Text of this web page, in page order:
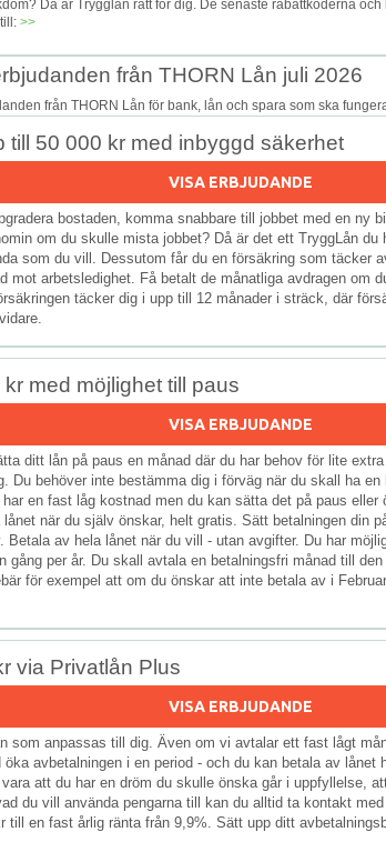
Då är Trygglån rätt för dig. De senaste rabattkoderna
>>
från THORN Lån juli 2026
från THORN Lån för bank, lån och spara som ska
till 50 000 kr med inbyggd säkerhet
VISA ERBJUDANDE
bostaden, komma snabbare till jobbet med en ny
om du skulle mista jobbet? Då är det ett TryggLån du
som du vill. Dessutom får du en försäkring som täcker
mot arbetsledighet. Få betalt de månatliga avdragen om
täcker dig i upp till 12 månader i sträck, där
med möjlighet till paus
VISA ERBJUDANDE
ditt lån på paus en månad där du har behov för lite
Du behöver inte bestämma dig i förväg när du skall ha
en fast låg kostnad men du kan sätta det på paus eller
när du själv önskar, helt gratis. Sätt betalningen din
Betala av hela lånet när du vill - utan avgifter. Du har
gång per år. Du skall avtala en betalningsfri månad till
för exempel att om du önskar att inte betala av i
via Privatlån Plus
VISA ERBJUDANDE
som anpassas till dig. Även om vi avtalar ett fast lågt
avbetalningen i en period - och du kan betala av
att du har en dröm du skulle önska går i uppfyllelse,
du vill använda pengarna till kan du alltid ta kontakt
till en fast årlig ränta från 9,9%. Sätt upp ditt